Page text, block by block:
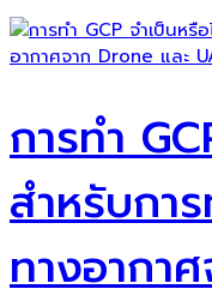
การทำ
สำหรับกา
ทางอากา